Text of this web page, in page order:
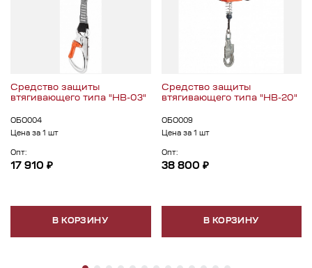
Средство защиты
втягивающего типа "НВ-03"
ОБО004
Цена за 1 шт
Опт:
17 910 ₽
В КОРЗИНУ
Средство защиты
втягивающего типа "НВ-20"
ОБО009
Цена за 1 шт
Опт:
38 800 ₽
В КОРЗИНУ